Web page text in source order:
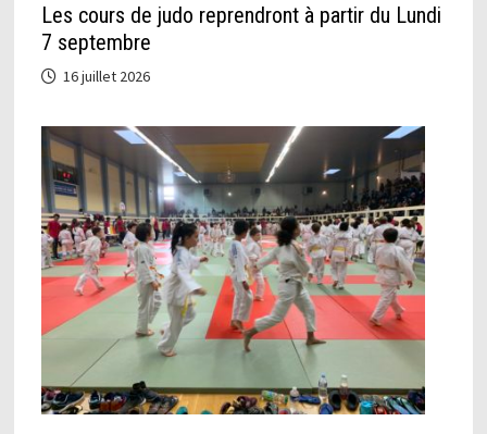
Les cours de judo reprendront à partir du Lundi
7 septembre
16 juillet 2026